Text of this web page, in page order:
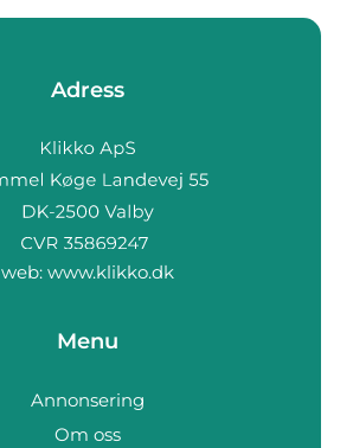
Adress
web: www.klikko.dk
Menu
Annonsering
Om oss